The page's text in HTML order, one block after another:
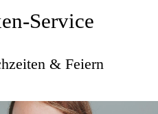
Service
& Feiern